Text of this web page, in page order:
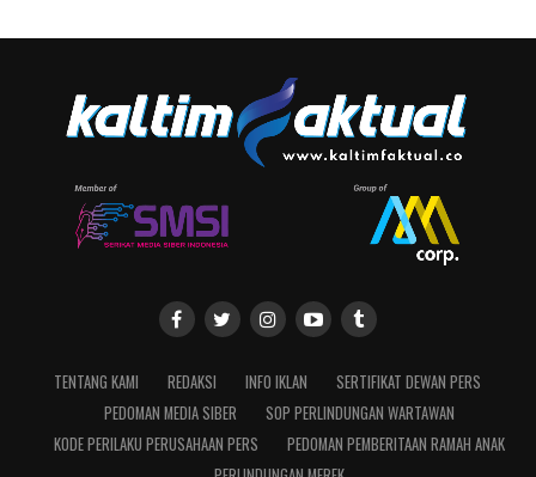
TENTANG KAMI REDAKSI INFO IKLAN
SERTIFIKAT DEWAN PERS
PEDOMAN MEDIA SIBER
SOP PERLINDUNGAN WARTAWAN
KODE PERILAKU PERUSAHAAN PERS
PEDOMAN PEMBERITAAN RAMAH ANAK